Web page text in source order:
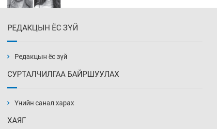
Уржигдар 14 цаг 00 мин
нэмэгджээ
РЕДАКЦЫН ЁС ЗҮЙ
Редакцын ёс зүй
СУРТАЛЧИЛГАА БАЙРШУУЛАХ
Үнийн санал харах
ХАЯГ